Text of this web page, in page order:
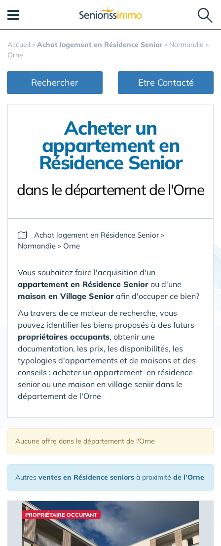
Accueil » Achat logement en Résidence Senior » Normandie »
Orne
Rechercher Etre Contacté
Acheter un
appartement en
Résidence Senior
dans le département de l'Orne
Achat logement en Résidence Senior»
Normandie » Orne
Vous souhaitez faire l'acquisition d'un
appartement en Résidence Senior ou d'une
maison en Village Senior afin d'occuper ce bien?
Au travers de ce moteur de recherche, vous
pouvez identifier les biens proposés à des futurs
propriétaires occupants, obtenir une
documentation, les prix, les disponibilités, les
typologies d'appartements et de maisons et des
conseils : acheter un appartement en résidence
senior ou une maison en village seniir dans le
département de l'Orne
Aucune offre dans le département de l'Orne
Autres ventes en Résidence seniors à proximité de l'Orne
PROPRIÉTAIRE OCCUPANT